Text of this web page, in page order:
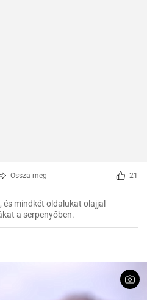
Ossza meg 21
és mindkét oldalukat olajjal
a serpenyőben.